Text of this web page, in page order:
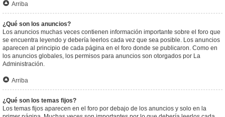
Arriba
¿Qué son los anuncios?
Los anuncios muchas veces contienen información importante sobre el foro que
se encuentra leyendo y debería leerlos cada vez que sea posible. Los anuncios
aparecen al principio de cada página en el foro donde se publicaron. Como en
los anuncios globales, los permisos para anuncios son otorgados por La
Administración.
Arriba
¿Qué son los temas fijos?
Los temas fijos aparecen en el foro por debajo de los anuncios y solo en la